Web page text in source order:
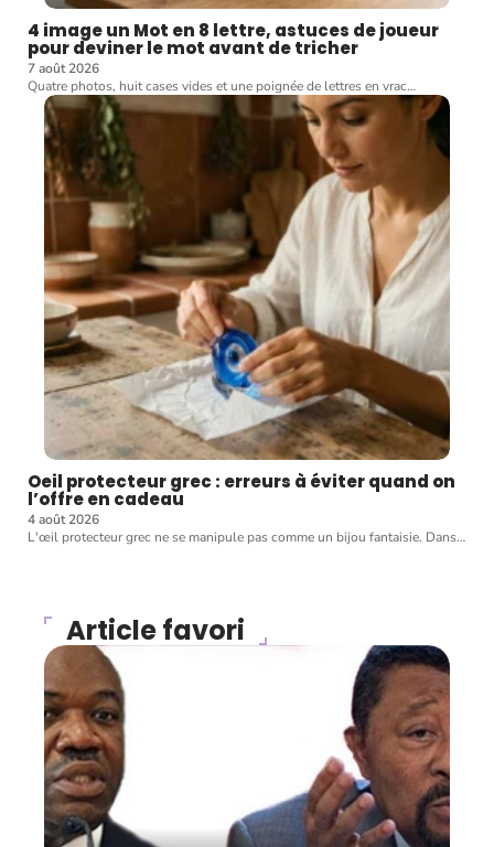
4 image un Mot en 8 lettre, astuces de joueur
pour deviner le mot avant de tricher
7 août 2026
Quatre photos, huit cases vides et une poignée de lettres en vrac…
Oeil protecteur grec : erreurs à éviter quand on
l’offre en cadeau
4 août 2026
L'œil protecteur grec ne se manipule pas comme un bijou fantaisie. Dans…
Article favori